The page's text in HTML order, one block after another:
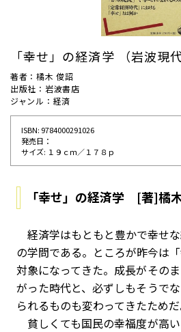
「幸せ」の経済学 （岩波現
著者：橘木 俊詔
出版社：岩波書店
ジャンル：経済
ISBN: 9784000291026
発売⽇：
サイズ: １９ｃｍ／１７８ｐ
「幸せ」の経済学 [著]橘
経済学はもともと豊かで幸せ
の学問である。ところが昨今は
対象になってきた。成長がその
がった時代と、必ずしもそうで
られるものも変わってきたためだ
貧しくても国民の幸福度が高